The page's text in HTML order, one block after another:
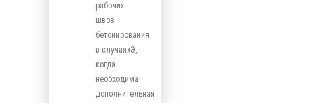
рабочих
швов
бетонирования
в случаяхЭ,
когда
необходима
дополнительная